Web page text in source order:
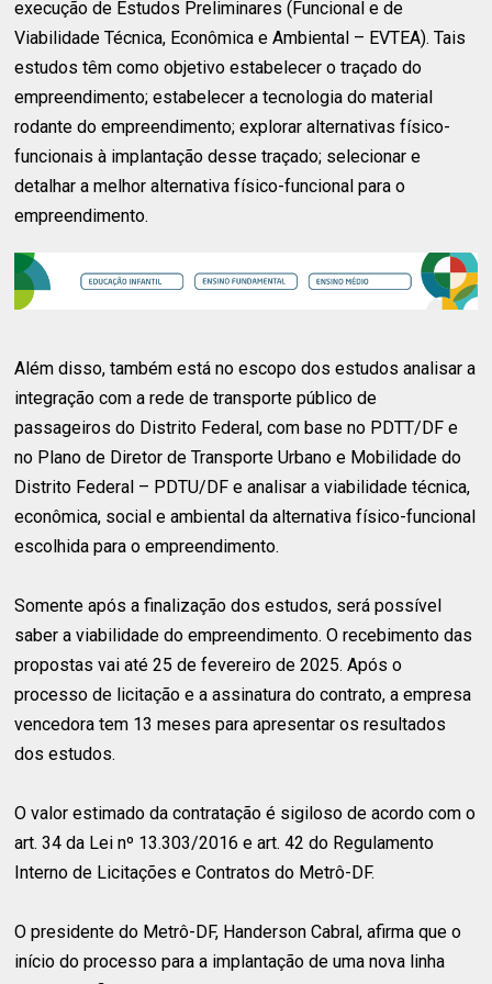
execução de Estudos Preliminares (Funcional e de
Viabilidade Técnica, Econômica e Ambiental – EVTEA). Tais
estudos têm como objetivo estabelecer o traçado do
empreendimento; estabelecer a tecnologia do material
rodante do empreendimento; explorar alternativas físico-
funcionais à implantação desse traçado; selecionar e
detalhar a melhor alternativa físico-funcional para o
empreendimento.
Além disso, também está no escopo dos estudos analisar a
integração com a rede de transporte público de
passageiros do Distrito Federal, com base no PDTT/DF e
no Plano de Diretor de Transporte Urbano e Mobilidade do
Distrito Federal – PDTU/DF e analisar a viabilidade técnica,
econômica, social e ambiental da alternativa físico-funcional
escolhida para o empreendimento.
Somente após a finalização dos estudos, será possível
saber a viabilidade do empreendimento. O recebimento das
propostas vai até 25 de fevereiro de 2025. Após o
processo de licitação e a assinatura do contrato, a empresa
vencedora tem 13 meses para apresentar os resultados
dos estudos.
O valor estimado da contratação é sigiloso de acordo com o
art. 34 da Lei nº 13.303/2016 e art. 42 do Regulamento
Interno de Licitações e Contratos do Metrô-DF.
O presidente do Metrô-DF, Handerson Cabral, afirma que o
início do processo para a implantação de uma nova linha